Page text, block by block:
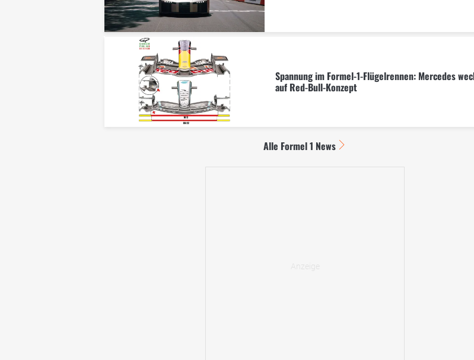
Spannung im Formel-1-Flügelrennen: Mercedes
auf Red-Bull-Konzept
Alle Formel 1 News